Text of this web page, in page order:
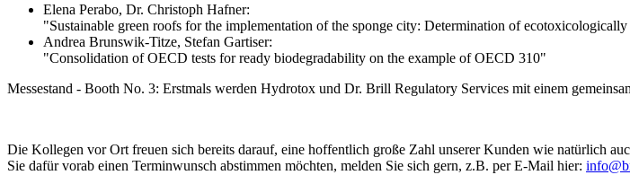
Elena Perabo, Dr. Christoph Hafner:
"Sustainable green roofs for the implementation of the sponge city: Determination of
Andrea Brunswik-Titze, Stefan Gartiser:
"Consolidation of OECD tests for ready biodegradability on the example of OECD 310"
Messestand - Booth No. 3: Erstmals werden Hydrotox und Dr. Brill Regulatory Services mit einem
Die Kollegen vor Ort freuen sich bereits darauf, eine hoffentlich große Zahl unserer Kunden wie natürlich
Sie dafür vorab einen Terminwunsch abstimmen möchten, melden Sie sich gern, z.B. per E-Mail hier: